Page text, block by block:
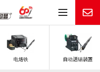
目
电烙铁 自动送锡装置